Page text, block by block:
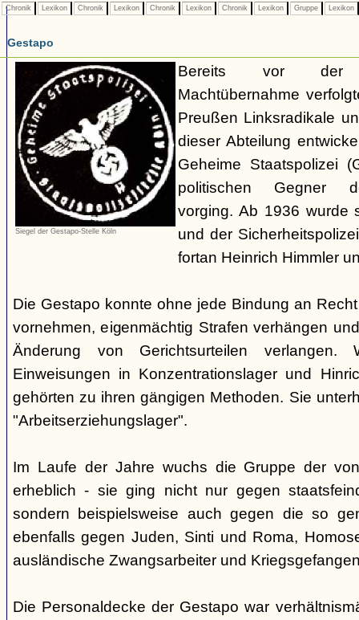
Chronik Lexikon Chronik Lexikon Chronik Lexikon Chronik Lexikon Gruppe Lexikon
Gestapo
Siegel der Gestapo-Stelle Köln
Bereits vor der
Machtübernahme
Preußen Linksradikale
dieser Abteilung
Geheime Staatspolizei
politischen Gegner
vorging. Ab 1936 wurde
und der
fortan Heinrich Himmler
Die Gestapo konnte ohne jede Bindung an
vornehmen, eigenmächtig Strafen verhängen
Änderung von Gerichtsurteilen verlangen.
Einweisungen in Konzentrationslager und
gehörten zu ihren gängigen Methoden. Sie
"Arbeitserziehungslager".
Im Laufe der Jahre wuchs die Gruppe der
erheblich - sie ging nicht nur gegen
sondern beispielsweise auch gegen die so
ebenfalls gegen Juden, Sinti und Roma,
ausländische Zwangsarbeiter und
Die Personaldecke der Gestapo war